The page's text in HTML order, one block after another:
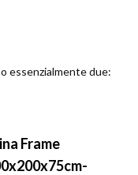
essenzialmente due:
Frame